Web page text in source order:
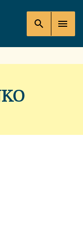
search menu